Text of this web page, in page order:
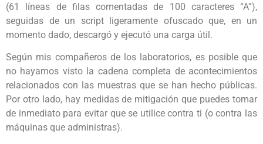
(61 líneas de filas comentadas de 100 caracteres “A”),
seguidas de un script ligeramente ofuscado que, en un
momento dado, descargó y ejecutó una carga útil.
Según mis compañeros de los laboratorios, es posible que
no hayamos visto la cadena completa de acontecimientos
relacionados con las muestras que se han hecho públicas.
Por otro lado, hay medidas de mitigación que puedes tomar
de inmediato para evitar que se utilice contra ti (o contra las
máquinas que administras).